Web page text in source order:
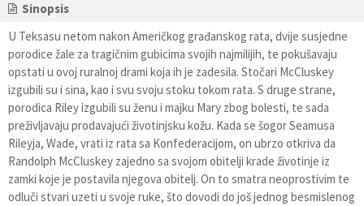
Sinopsis
U Teksasu netom nakon Američkog građanskog rata, dvije susjedne
porodice žale za tragičnim gubicima svojih najmilijih, te pokušavaju
opstati u ovoj ruralnoj drami koja ih je zadesila. Stočari McCluskey
izgubili su i sina, kao i svu svoju stoku tokom rata. S druge strane,
porodica Riley izgubili su ženu i majku Mary zbog bolesti, te sada
preživljavaju prodavajući životinjsku kožu. Kada se šogor Seamusa
Rileyja, Wade, vrati iz rata sa Konfederacijom, on ubrzo otkriva da
Randolph McCluskey zajedno sa svojom obitelji krade životinje iz
zamki koje je postavila njegova obitelj. On to smatra neoprostivim te
odluči stvari uzeti u svoje ruke, što dovodi do još jednog besmislenog